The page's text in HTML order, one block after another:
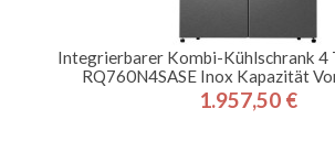
Integrierbarer Kombi-Kühlschrank 4
RQ760N4SASE Inox Kapazität
Preis
1.957,50 €